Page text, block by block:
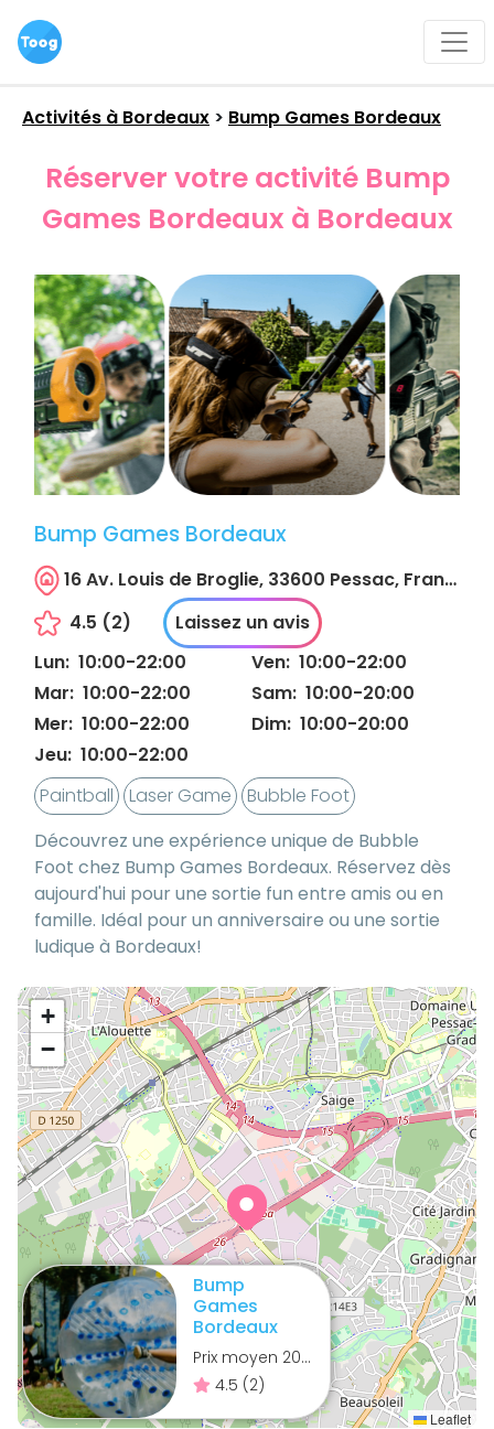
Activités à Bordeaux > Bump Games Bordeaux
Réserver votre activité Bump
Games Bordeaux à Bordeaux
Bump Games Bordeaux
16 Av. Louis de Broglie, 33600 Pessac, France
4.5 (2)
Laissez un avis
Lun: 10:00-22:00
Mar: 10:00-22:00
Mer: 10:00-22:00
Jeu: 10:00-22:00
Ven: 10:00-22:00
Sam: 10:00-20:00
Dim: 10:00-20:00
Paintball Laser Game
Bubble Foot
Découvrez une expérience unique de Bubble
Foot chez Bump Games Bordeaux. Réservez dès
aujourd'hui pour une sortie fun entre amis ou en
famille. Idéal pour un anniversaire ou une sortie
ludique à Bordeaux!
+
−
Leaflet
Bump
Games
Bordeaux
Prix moyen 20.4
4.5 (2)